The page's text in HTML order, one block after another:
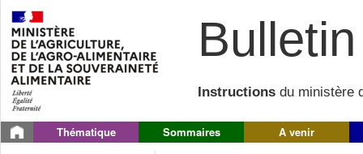
Instructions du ministère
Thématique Sommaires A venir